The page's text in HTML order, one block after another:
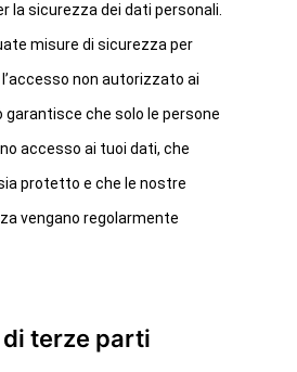
la sicurezza dei dati personali.
misure di sicurezza per
l’accesso non autorizzato ai
garantisce che solo le persone
accesso ai tuoi dati, che
protetto e che le nostre
vengano regolarmente
di terze parti
Home